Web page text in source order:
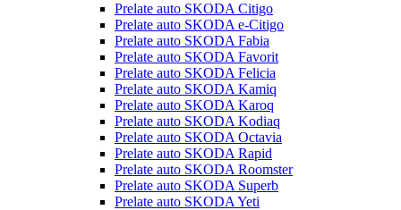
Prelate auto SKODA Citigo
Prelate auto SKODA e-Citigo
Prelate auto SKODA Fabia
Prelate auto SKODA Favorit
Prelate auto SKODA Felicia
Prelate auto SKODA Kamiq
Prelate auto SKODA Karoq
Prelate auto SKODA Kodiaq
Prelate auto SKODA Octavia
Prelate auto SKODA Rapid
Prelate auto SKODA Roomster
Prelate auto SKODA Superb
Prelate auto SKODA Yeti